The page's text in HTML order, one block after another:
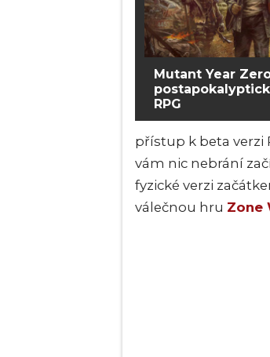
Mutant Year
RPG
přístup k beta verzi
vám nic nebrání
fyzické verzi
válečnou hru Zone